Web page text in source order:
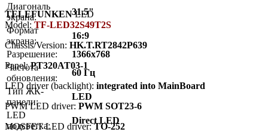
Диагональ
экрана:
31.5"
Формат
экрана:
16:9
Разрешение:
1366x768
Частота
обновления:
60 Гц
Тип ЖК-
панели:
LED
LED
подсветка:
Direct LED
TELEFUNKENLED
Model: TF-LED32S49T2S
Chassis/Version: HK.T.RT2842P639
Panel:PT320AT03-1
LED driver (backlight): integrated into MainBoard
PWM LED driver: PWM SOT23-6
MOSFET LED driver:TO-252